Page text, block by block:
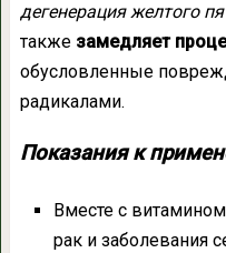
дегенерация желтого
такжезамедляет
обусловленные
радикалами.
Показания к
Вместе с
рак и заболевания